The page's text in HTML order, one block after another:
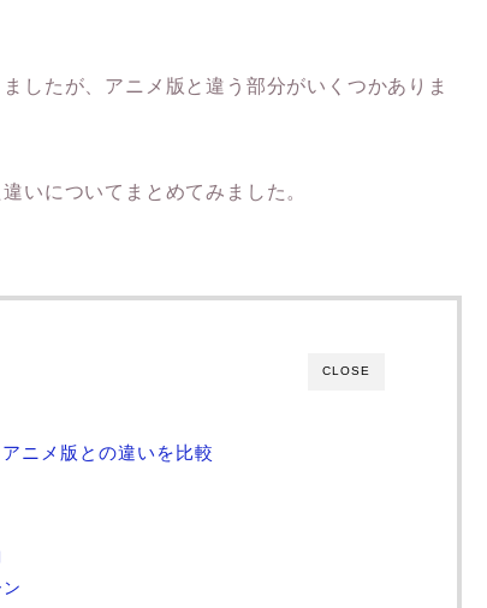
したが、アニメ版と違う部分がいくつかありま
いについてまとめてみました。
CLOSE
ニメ版との違いを比較